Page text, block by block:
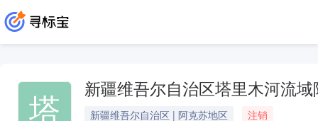
塔 新疆维吾尔自治区塔里木河流
新疆维吾尔自治区 | 阿克苏地区
注销